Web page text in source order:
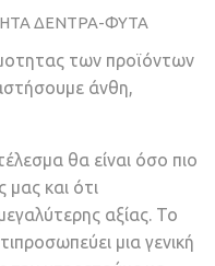
ΔΕΝΤΡΑ-ΦΥΤΑ
των προϊόντων
άνθη,
θα είναι όσο πιο
μας και ότι
αξίας. Το
μια γενική